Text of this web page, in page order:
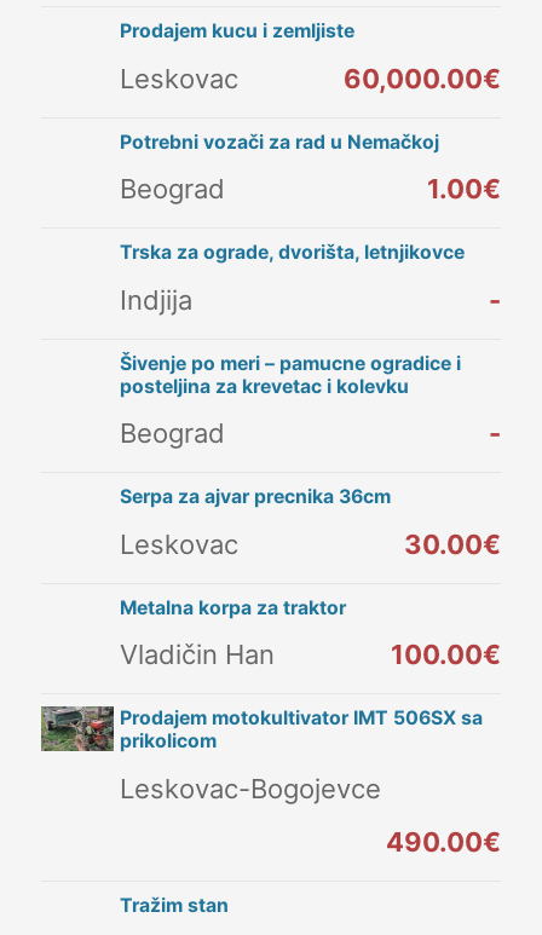
Prodajem kucu i zemljiste
Leskovac 60,000.00€
Potrebni vozači za rad u Nemačkoj
Beograd 1.00€
Trska za ograde, dvorišta, letnjikovce
Indjija -
Šivenje po meri – pamucne ogradice i
posteljina za krevetac i kolevku
Beograd -
Serpa za ajvar precnika 36cm
Leskovac 30.00€
Metalna korpa za traktor
Vladičin Han 100.00€
Prodajem motokultivator IMT 506SX sa
prikolicom
Leskovac-Bogojevce
490.00€
Tražim stan